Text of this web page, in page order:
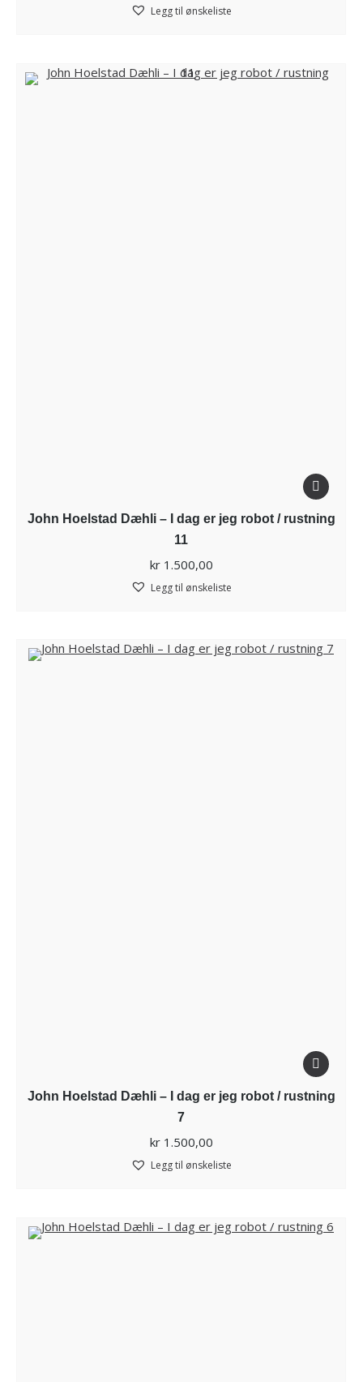
Legg til ønskeliste
John Hoelstad Dæhli – I dag er jeg robot / rustning
11
kr1.500,00
Legg til ønskeliste
John Hoelstad Dæhli – I dag er jeg robot / rustning
7
kr1.500,00
Legg til ønskeliste